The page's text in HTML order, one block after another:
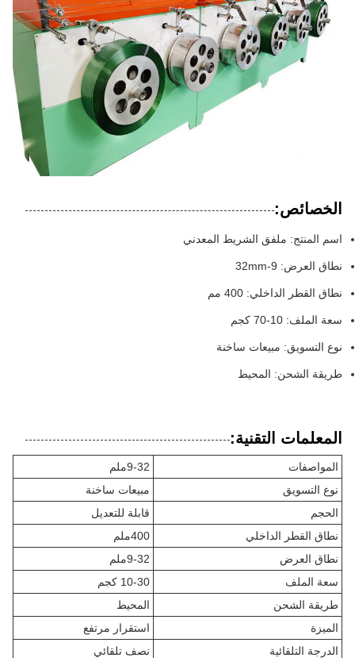
الخصائص:
اسم المنتج: ملفق الشريط المعدني
نطاق العرض: 9-32mm
نطاق القطر الداخلي: 400 مم
سعة الملف: 10-70 كجم
نوع التسويق: مبيعات ساخنة
طريقة الشحن: المحيط
المعلمات التقنية:
المواصفات
9-32ملم
نوع التسويق
مبيعات ساخنة
الحجم
قابلة للتعديل
نطاق القطر الداخلي
400ملم
نطاق العرض
9-32ملم
سعة الملف
10-30 كجم
طريقة الشحن
المحيط
الميزة
استقرار مرتفع
الدرجة التلقائية
نصف تلقائي